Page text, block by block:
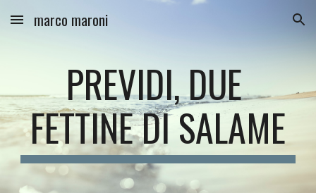
Skip to main content Skip to navigation
marco maroni
PREVIDI, DUE
FETTINE DI SALAME